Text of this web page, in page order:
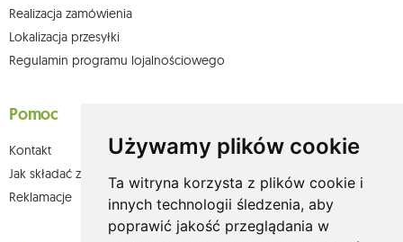
Używamy plików cookie
Ta witryna korzysta z plików cookie i
innych technologii śledzenia, aby
poprawić jakość przeglądania w
Realizacja zamówienia
Lokalizacja przesyłki
Regulamin programu lojalnościowego
Pomoc
Kontakt
Jak składać zamówienia w sklepie olium.pl?
Reklamacje